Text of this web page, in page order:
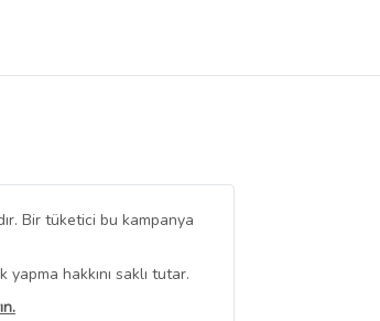
Bir tüketici bu kampanya
hakkını saklı tutar.